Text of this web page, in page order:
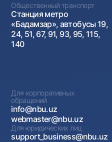
Общественный транспорт
Станция метро
«Бадамзар», автобусы 19,
24, 51, 67, 91, 93, 95, 115,
140
Для корпоративных
обращений
info@nbu.uz
webmaster@nbu.uz
Для юридических лиц
support_business@nbu.uz